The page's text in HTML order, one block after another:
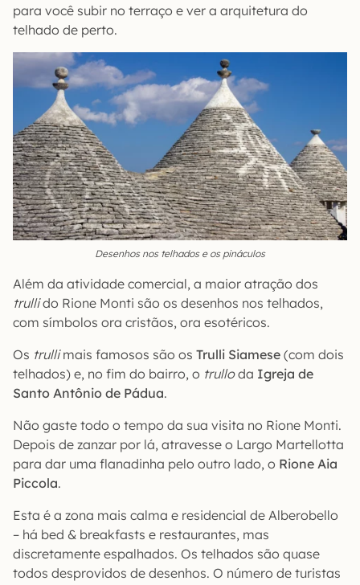
para você subir no terraço e ver a arquitetura do
telhado de perto.
Desenhos nos telhados e os pináculos
Além da atividade comercial, a maior atração dos
trullido Rione Monti são os desenhos nos telhados,
com símbolos ora cristãos, ora esotéricos.
Os trullimais famosos são os Trulli Siamese (com dois
telhados) e, no fim do bairro, o trulloda Igreja de
Santo Antônio de Pádua.
Não gaste todo o tempo da sua visita no Rione Monti.
Depois de zanzar por lá, atravesse o Largo Martellotta
para dar uma flanadinha pelo outro lado, o Rione Aia
Piccola.
Esta é a zona mais calma e residencial de Alberobello
– há bed & breakfasts e restaurantes, mas
discretamente espalhados. Os telhados são quase
todos desprovidos de desenhos. O número de turistas